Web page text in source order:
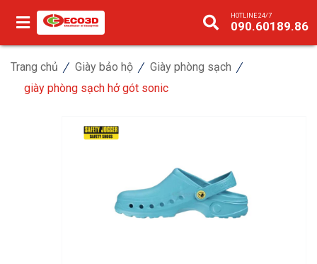
HOTLINE 24/7
090.60189.86
Trang chủ Giày bảo hộ
Giày phòng sạch
giày phòng sạch hở gót sonic